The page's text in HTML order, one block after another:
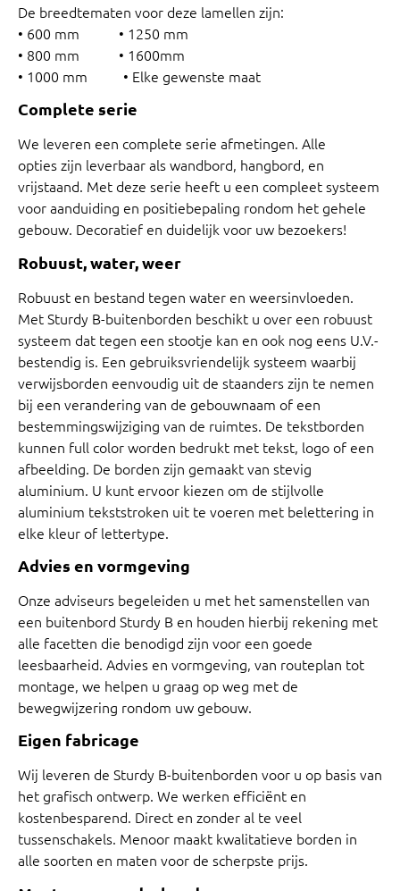
De breedtematen voor deze lamellen zijn:
• 600 mm • 1250 mm
• 800 mm • 1600mm
• 1000 mm • Elke gewenste maat
Complete serie
We leveren een complete serie afmetingen. Alle
opties zijn leverbaar als wandbord, hangbord, en
vrijstaand. Met deze serie heeft u een compleet systeem
voor aanduiding en positiebepaling rondom het gehele
gebouw. Decoratief en duidelijk voor uw bezoekers!
Robuust, water, weer
Robuust en bestand tegen water en weersinvloeden.
Met Sturdy B-buitenborden beschikt u over een robuust
systeem dat tegen een stootje kan en ook nog eens U.V.-
bestendig is. Een gebruiksvriendelijk systeem waarbij
verwijsborden eenvoudig uit de staanders zijn te nemen
bij een verandering van de gebouwnaam of een
bestemmingswijziging van de ruimtes. De tekstborden
kunnen full color worden bedrukt met tekst, logo of een
afbeelding. De borden zijn gemaakt van stevig
aluminium. U kunt ervoor kiezen om de stijlvolle
aluminium tekststroken uit te voeren met belettering in
elke kleur of lettertype.
Advies en vormgeving
Onze adviseurs begeleiden u met het samenstellen van
een buitenbord Sturdy B en houden hierbij rekening met
alle facetten die benodigd zijn voor een goede
leesbaarheid. Advies en vormgeving, van routeplan tot
montage, we helpen u graag op weg met de
bewegwijzering rondom uw gebouw.
Eigen fabricage
Wij leveren de Sturdy B-buitenborden voor u op basis van
het grafisch ontwerp. We werken efficiënt en
kostenbesparend. Direct en zonder al te veel
tussenschakels. Menoor maakt kwalitatieve borden in
alle soorten en maten voor de scherpste prijs.